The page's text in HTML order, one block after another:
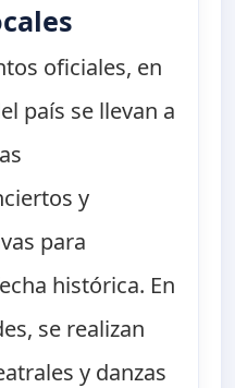
oficiales, en
país se llevan a
y
para
histórica. En
se realizan
y danzas